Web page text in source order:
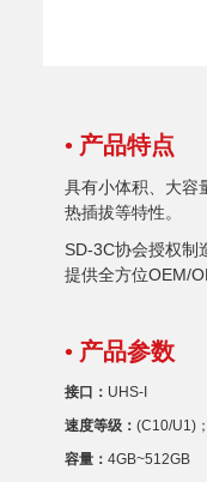
• 产品特点
具有小体积、大容
热插拔等特性。
SD-3C协会授权制
提供全方位OEM/
• 产品参数
接口： UHS-I
速度等级： (C10/U1)
容量： 4GB~512GB